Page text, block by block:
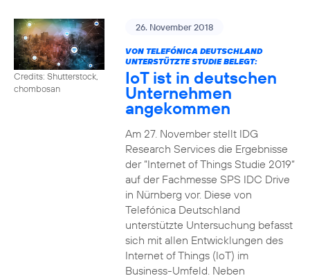
Credits: Shutterstock,
chombosan
26. November 2018
VON TELEFÓNICA DEUTSCHLAND
UNTERSTÜTZTE STUDIE BELEGT:
IoT ist in deutschen
Unternehmen
angekommen
Am 27. November stellt IDG
Research Services die Ergebnisse
der “Internet of Things Studie 2019“
auf der Fachmesse SPS IDC Drive
in Nürnberg vor. Diese von
Telefónica Deutschland
unterstützte Untersuchung befasst
sich mit allen Entwicklungen des
Internet of Things (IoT) im
Business-Umfeld. Neben